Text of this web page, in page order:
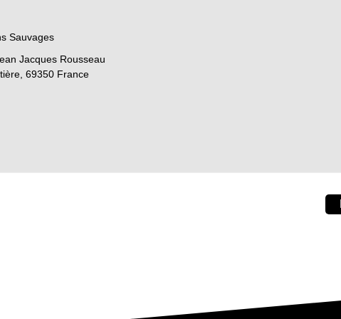
Sauvages
Jacques Rousseau
69350 France